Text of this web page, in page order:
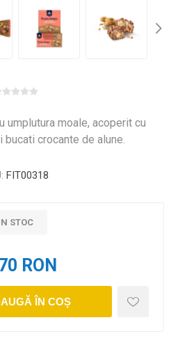
umplutura moale, acoperit cu
crocante de alune.
FIT00318
STOC
RON
ÎN COȘ